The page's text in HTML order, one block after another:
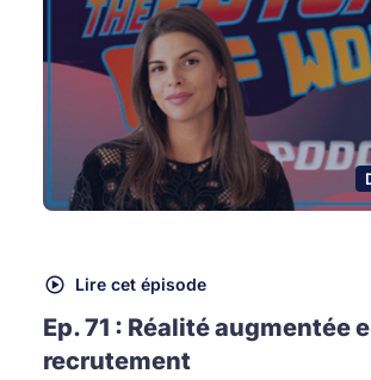
Lire cet épisode
Ep. 71 : Réalité augmentée
recrutement